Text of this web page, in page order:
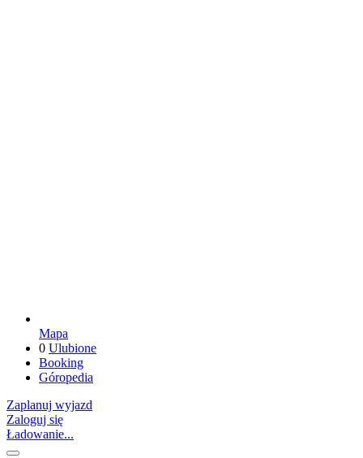
Mapa
0 Ulubione
Booking
Góropedia
Zaplanuj wyjazd
Zaloguj się
Ładowanie...